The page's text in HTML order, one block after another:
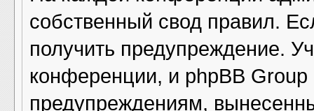
собственный свод правил.
получить предупреждение.
конференции, и phpBB Group
предупреждениям,